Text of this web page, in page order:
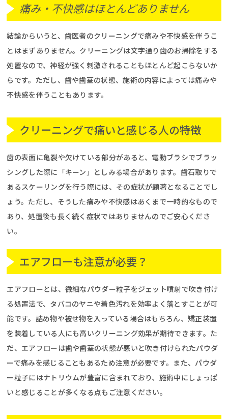
痛み・不快感はほとんどありません
結論からいうと、歯医者のクリーニングで痛みや不快感を伴うこ
とはまずありません。クリーニングは文字通り歯のお掃除をする
処置なので、神経が強く刺激されることもほとんど起こらないか
らです。ただし、歯や歯茎の状態、施術の内容によっては痛みや
不快感を伴うこともあります。
クリーニングで痛いと感じる人の特徴
歯の表面に亀裂や欠けている部分があると、電動ブラシでブラッ
シングした際に「キーン」としみる場合があります。歯石取りで
あるスケーリングを行う際には、その症状が顕著となることでし
ょう。ただし、そうした痛みや不快感はあくまで一時的なもので
あり、処置後も長く続く症状ではありませんのでご安心くださ
い。
エアフローも注意が必要？
エアフローとは、微細なパウダー粒子をジェット噴射で吹き付け
る処置法で、タバコのヤニや着色汚れを効率よく落とすことが可
能です。詰め物や被せ物を入っている場合はもちろん、矯正装置
を装着している人にも高いクリーニング効果が期待できます。た
だ、エアフローは歯や歯茎の状態が悪いと吹き付けられたパウダ
ーで痛みを感じることもあるため注意が必要です。また、パウダ
ー粒子にはナトリウムが豊富に含まれており、施術中にしょっぱ
いと感じることが多くなる点もご注意ください。